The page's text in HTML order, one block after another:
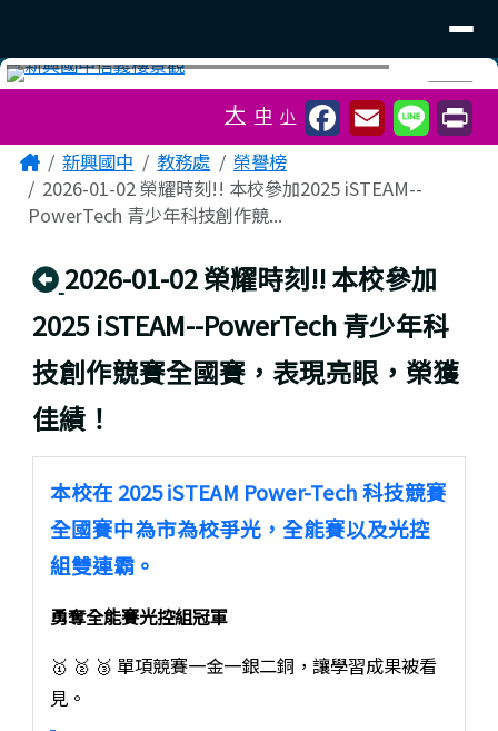
⏸
大 中 小
主內容區域
Home新興國中 教務處
榮譽榜
2026-01-02 榮耀時刻!! 本校參加2025 iSTEAM--
PowerTech 青少年科技創作競...
回上頁
2026-01-02 榮耀時刻!! 本校參加
2025 iSTEAM--PowerTech 青少年科
技創作競賽全國賽，表現亮眼，榮獲
佳績！
本校在 2025 iSTEAM Power-Tech 科技競賽
全國賽中為市為校爭光，全能賽以及光控
組雙連霸。
勇奪全能賽光控組冠軍
🥇 🥈 🥉 單項競賽一金一銀二銅，讓學習成果被看
見。
頁尾區域